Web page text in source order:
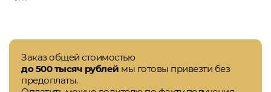
Заказ общей стоимостью
до 500 тысяч рублей мы готовы привезти без
предоплаты.